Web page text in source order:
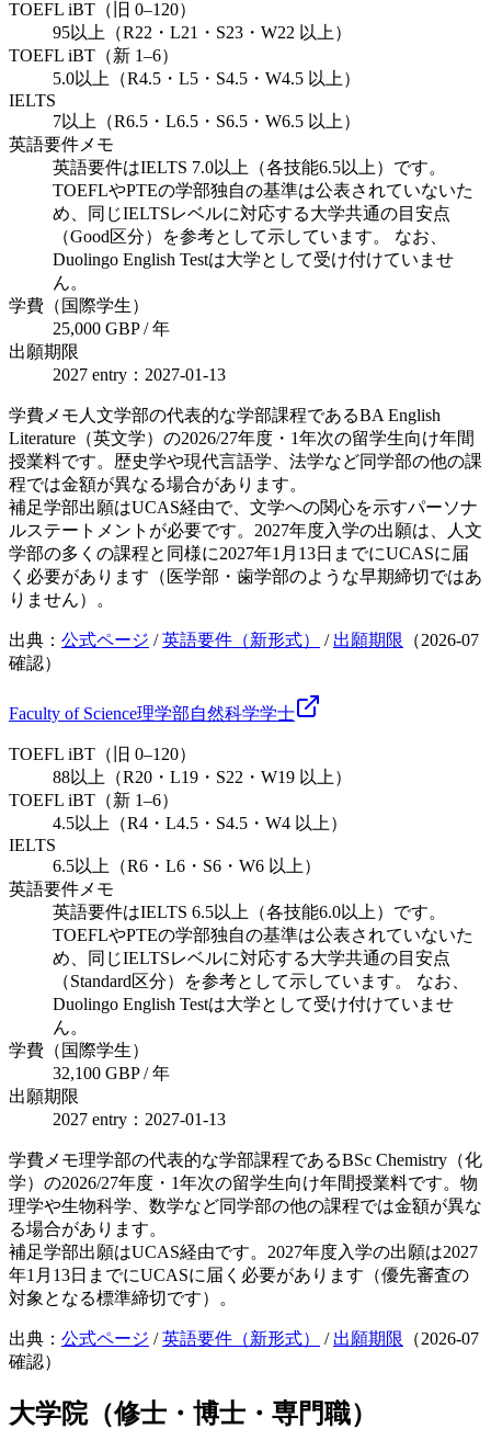
TOEFL iBT（旧 0–120）
95以上（R22・L21・S23・W22 以上）
TOEFL iBT（新 1–6）
5.0以上（R4.5・L5・S4.5・W4.5 以上）
IELTS
7以上（R6.5・L6.5・S6.5・W6.5 以上）
英語要件メモ
英語要件はIELTS 7.0以上（各技能6.5以上）です。
TOEFLやPTEの学部独自の基準は公表されていないた
め、同じIELTSレベルに対応する大学共通の目安点
（Good区分）を参考として示しています。 なお、
Duolingo English Testは大学として受け付けていませ
ん。
学費（国際学生）
25,000 GBP / 年
出願期限
2027 entry：2027-01-13
学費メモ 人文学部の代表的な学部課程であるBA English
Literature（英文学）の2026/27年度・1年次の留学生向け年間
授業料です。歴史学や現代言語学、法学など同学部の他の課
程では金額が異なる場合があります。
補足学部出願はUCAS経由で、文学への関心を示すパーソナ
ルステートメントが必要です。2027年度入学の出願は、人文
学部の多くの課程と同様に2027年1月13日までにUCASに届
く必要があります（医学部・歯学部のような早期締切ではあ
りません）。
出典： 公式ページ /英語要件（新形式） / 出願期限 （2026-07
確認）
Faculty of Science理学部自然科学学士
TOEFL iBT（旧 0–120）
88以上（R20・L19・S22・W19 以上）
TOEFL iBT（新 1–6）
4.5以上（R4・L4.5・S4.5・W4 以上）
IELTS
6.5以上（R6・L6・S6・W6 以上）
英語要件メモ
英語要件はIELTS 6.5以上（各技能6.0以上）です。
TOEFLやPTEの学部独自の基準は公表されていないた
め、同じIELTSレベルに対応する大学共通の目安点
（Standard区分）を参考として示しています。 なお、
Duolingo English Testは大学として受け付けていませ
ん。
学費（国際学生）
32,100 GBP / 年
出願期限
2027 entry：2027-01-13
学費メモ理学部の代表的な学部課程であるBSc Chemistry（化
学）の2026/27年度・1年次の留学生向け年間授業料です。物
理学や生物科学、数学など同学部の他の課程では金額が異な
る場合があります。
補足学部出願はUCAS経由です。2027年度入学の出願は2027
年1月13日までにUCASに届く必要があります（優先審査の
対象となる標準締切です）。
出典： 公式ページ /英語要件（新形式） / 出願期限 （2026-07
確認）
大学院（修士・博士・専門職）